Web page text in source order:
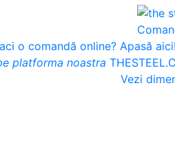
o comandă online? Apasă
platforma noastra
Vezi